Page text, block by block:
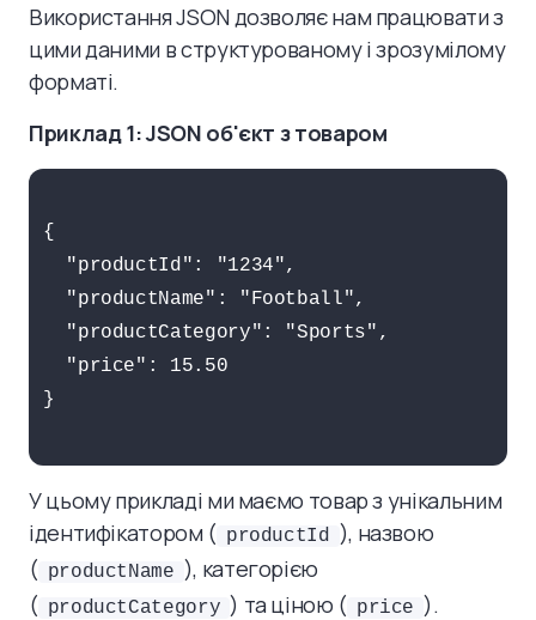
Використання JSON дозволяє нам працювати з
цими даними в структурованому і зрозумілому
форматі.
Приклад 1: JSON об'єкт з товаром
{
  "productId": "1234",
  "productName": "Football",
  "productCategory": "Sports",
  "price": 15.50
}
У цьому прикладі ми маємо товар з унікальним
ідентифікатором ( productId ), назвою
( productName ), категорією
( productCategory ) та ціною ( price ).